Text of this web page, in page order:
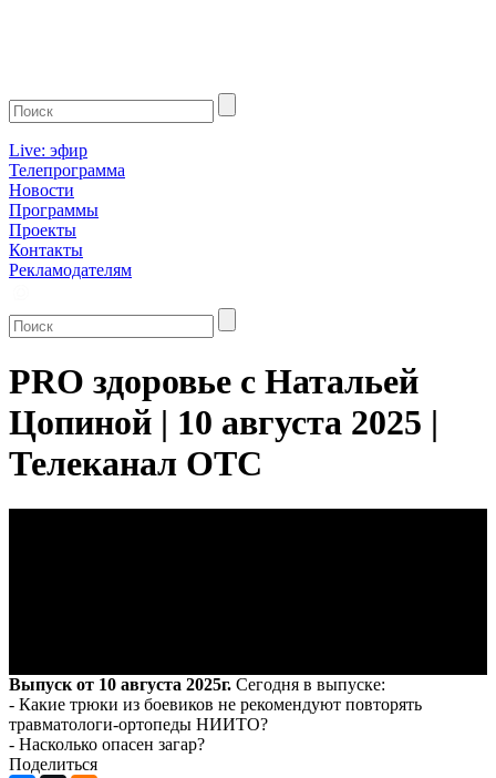
Live: эфир
Телепрограмма
Новости
Программы
Проекты
Контакты
Рекламодателям
PRO здоровье с Натальей
Цопиной | 10 августа 2025 |
Телеканал ОТС
Выпуск от 10 августа 2025г. Сегодня в выпуске:
- Какие трюки из боевиков не рекомендуют повторять
травматологи-ортопеды НИИТО?
- Насколько опасен загар?
Поделиться